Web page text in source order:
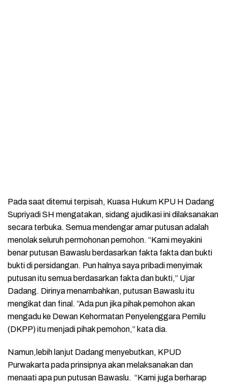
Pada saat ditemui terpisah, Kuasa Hukum KPU H Dadang
Supriyadi SH mengatakan, sidang ajudikasi ini dilaksanakan
secara terbuka. Semua mendengar amar putusan adalah
menolak seluruh permohonan pemohon. “Kami meyakini
benar putusan Bawaslu berdasarkan fakta fakta dan bukti
bukti di persidangan. Pun halnya saya pribadi menyimak
putusan itu semua berdasarkan fakta dan bukti,” Ujar
Dadang. Dirinya menambahkan, putusan Bawaslu itu
mengikat dan final. “Ada pun jika pihak pemohon akan
mengadu ke Dewan Kehormatan Penyelenggara Pemilu
(DKPP) itu menjadi pihak pemohon,” kata dia.
Namun,lebih lanjut Dadang menyebutkan, KPUD
Purwakarta pada prinsipnya akan melaksanakan dan
menaati apa pun putusan Bawaslu. “Kami juga berharap